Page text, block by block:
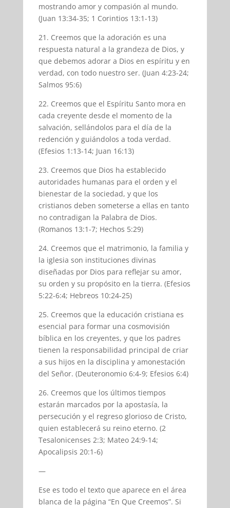
mostrando amor y compasión al mundo.
(Juan 13:34-35; 1 Corintios 13:1-13)
21. Creemos que la adoración es una
respuesta natural a la grandeza de Dios, y
que debemos adorar a Dios en espíritu y en
verdad, con todo nuestro ser. (Juan 4:23-24;
Salmos 95:6)
22. Creemos que el Espíritu Santo mora en
cada creyente desde el momento de la
salvación, sellándolos para el día de la
redención y guiándolos a toda verdad.
(Efesios 1:13-14; Juan 16:13)
23. Creemos que Dios ha establecido
autoridades humanas para el orden y el
bienestar de la sociedad, y que los
cristianos deben someterse a ellas en tanto
no contradigan la Palabra de Dios.
(Romanos 13:1-7; Hechos 5:29)
24. Creemos que el matrimonio, la familia y
la iglesia son instituciones divinas
diseñadas por Dios para reflejar su amor,
su orden y su propósito en la tierra. (Efesios
5:22-6:4; Hebreos 10:24-25)
25. Creemos que la educación cristiana es
esencial para formar una cosmovisión
bíblica en los creyentes, y que los padres
tienen la responsabilidad principal de criar
a sus hijos en la disciplina y amonestación
del Señor. (Deuteronomio 6:4-9; Efesios 6:4)
26. Creemos que los últimos tiempos
estarán marcados por la apostasía, la
persecución y el regreso glorioso de Cristo,
quien establecerá su reino eterno. (2
Tesalonicenses 2:3; Mateo 24:9-14;
Apocalipsis 20:1-6)
—
Ese es todo el texto que aparece en el área
blanca de la página “En Que Creemos”. Si